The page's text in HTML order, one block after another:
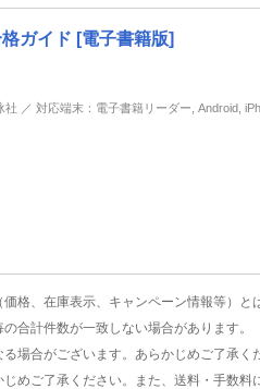
ガイド [電子書籍版]
／ 対応端末：電子書籍リーダー, Android,
、在庫表示、キャンペーン情報等）と
合計件数が一致しない場合があります。
場合がございます。あらかじめご了承く
ご了承ください。また、送料・手数料